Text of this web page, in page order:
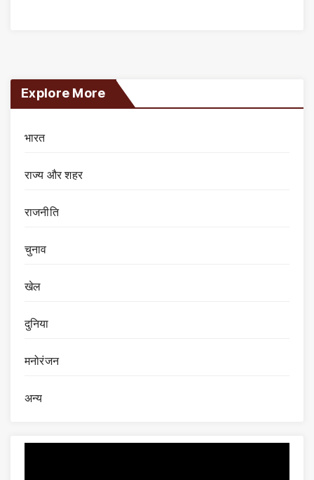
Explore More
भारत
राज्य और शहर
राजनीति
चुनाव
खेल
दुनिया
मनोरंजन
अन्य